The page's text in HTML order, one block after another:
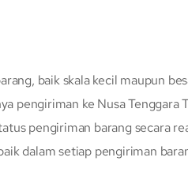
baik skala kecil maupun
pengiriman ke Nusa Tenggara
pengiriman barang secara
dalam setiap pengiriman